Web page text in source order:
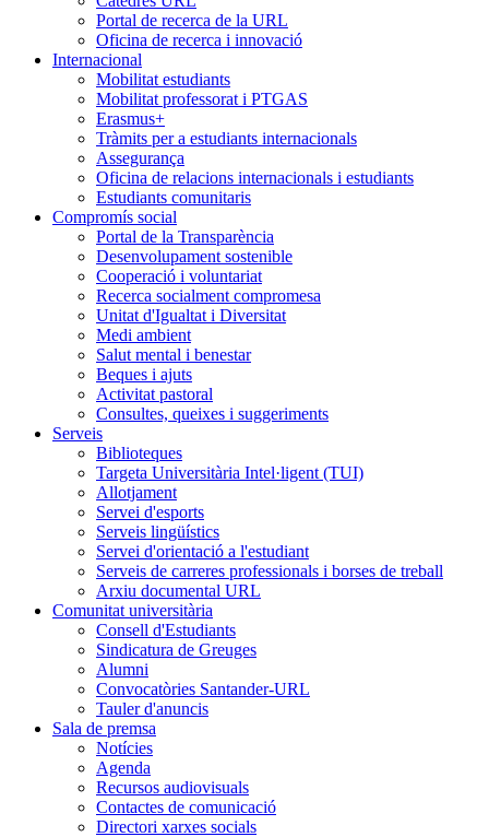
Portal de recerca de la URL
Oficina de recerca i innovació
Internacional
Mobilitat estudiants
Mobilitat professorat i PTGAS
Erasmus+
Tràmits per a estudiants internacionals
Assegurança
Oficina de relacions internacionals i estudiants
Estudiants comunitaris
Compromís social
Portal de la Transparència
Desenvolupament sostenible
Cooperació i voluntariat
Recerca socialment compromesa
Unitat d'Igualtat i Diversitat
Medi ambient
Salut mental i benestar
Beques i ajuts
Activitat pastoral
Consultes, queixes i suggeriments
Serveis
Biblioteques
Targeta Universitària Intel·ligent (TUI)
Allotjament
Servei d'esports
Serveis lingüístics
Servei d'orientació a l'estudiant
Serveis de carreres professionals i borses de treball
Arxiu documental URL
Comunitat universitària
Consell d'Estudiants
Sindicatura de Greuges
Alumni
Convocatòries Santander-URL
Tauler d'anuncis
Sala de premsa
Notícies
Agenda
Recursos audiovisuals
Contactes de comunicació
Directori xarxes socials